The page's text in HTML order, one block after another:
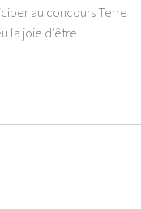
au concours Terre
la joie d’être